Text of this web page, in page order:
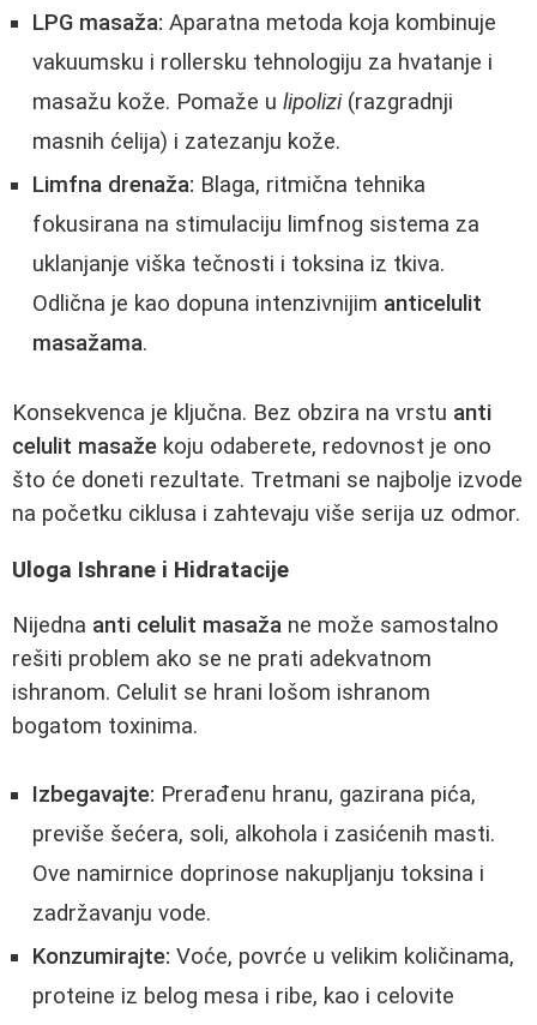
LPG masaža: Aparatna metoda koja kombinuje
vakuumsku i rollersku tehnologiju za hvatanje i
masažu kože. Pomaže u lipolizi(razgradnji
masnih ćelija) i zatezanju kože.
Limfna drenaža: Blaga, ritmična tehnika
fokusirana na stimulaciju limfnog sistema za
uklanjanje viška tečnosti i toksina iz tkiva.
Odlična je kao dopuna intenzivnijim anticelulit
masažama.
Konsekvenca je ključna. Bez obzira na vrstu anti
celulit masaže koju odaberete, redovnost je ono
što će doneti rezultate. Tretmani se najbolje izvode
na početku ciklusa i zahtevaju više serija uz odmor.
Uloga Ishrane i Hidratacije
Nijedna anti celulit masaža ne može samostalno
rešiti problem ako se ne prati adekvatnom
ishranom. Celulit se hrani lošom ishranom
bogatom toxinima.
Izbegavajte: Prerađenu hranu, gazirana pića,
previše šećera, soli, alkohola i zasićenih masti.
Ove namirnice doprinose nakupljanju toksina i
zadržavanju vode.
Konzumirajte: Voće, povrće u velikim količinama,
proteine iz belog mesa i ribe, kao i celovite